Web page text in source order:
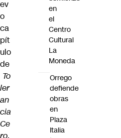
ev
o
ca
pít
ulo
de
To
ler
an
cia
Ce
en
el
Centro
Cultural
La
Moneda
Orrego
defiende
obras
en
Plaza
Italia